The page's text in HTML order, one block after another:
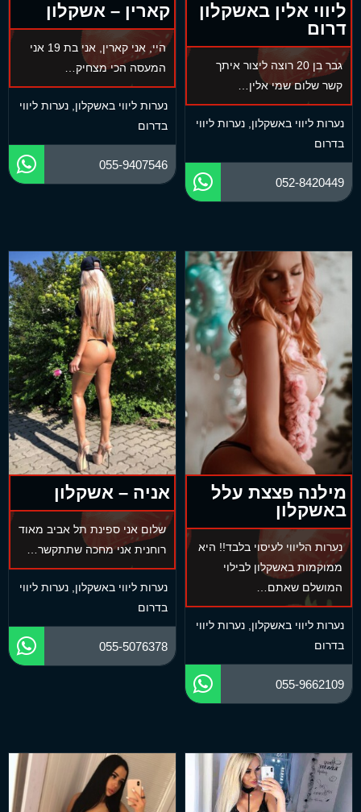
ליווי אלין באשקלון
דרום
גבר בן 20 רוצה ליצור איתך
קשר שלום שמי אלין…
נערות ליווי באשקלון, נערות ליווי
בדרום
052-8420449
קארין – אשקלון
היי, אני קארין, אני בת 19 אני
המעסה הכי מצחיק…
נערות ליווי באשקלון, נערות ליווי
בדרום
055-9407546
מילנה פצצת עלל
באשקלון
נערות הליווי לעיסוי בלבד!! היא
ממוקמות באשקלון לבילוי
המושלם שאתם…
נערות ליווי באשקלון נערות ליווי
בדרום
055-9662109
אניה – אשקלון
שלום אני ספינת תל אביב מאוד
רוחנית אני מחכה שתתקשר…
נערות ליווי באשקלון נערות ליווי
בדרום
055-5076378